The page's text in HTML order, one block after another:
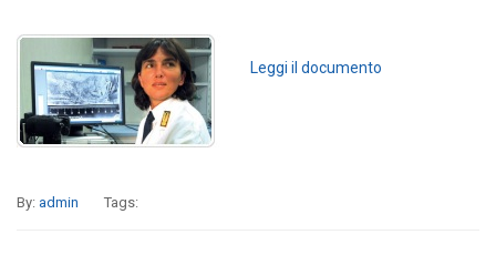
Leggi il documento
By: admin Tags: